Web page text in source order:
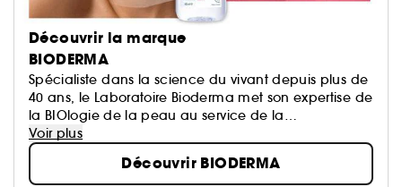
Découvrir la marque
BIODERMA
Spécialiste dans la science du vivant depuis plus de
40 ans, le Laboratoire Bioderma met son expertise de
la BIOlogie de la peau au service de la
DERMatologie, afin de vous proposer des produits
qui prennent soin de tous les types de peaux, et à
Voir plus
Découvrir BIODERMA